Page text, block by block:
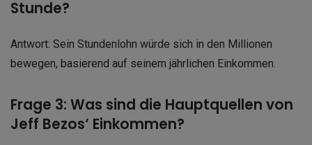
Stunde?
Antwort: Sein Stundenlohn würde sich in den Millionen
bewegen, basierend auf seinem jährlichen Einkommen.
Frage 3: Was sind die Hauptquellen von
Jeff Bezos‘ Einkommen?